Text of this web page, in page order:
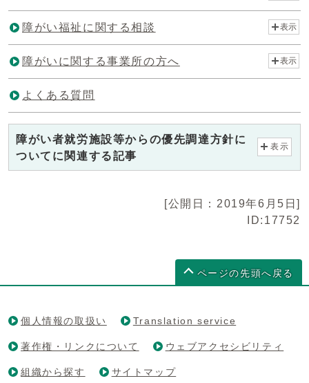
障がい福祉に関する相談 表示
障がいに関する事業所の方へ 表示
よくある質問
障がい者就労施設等からの優先調達方針に
ついてに関連する記事
表示
[公開日：2019年6月5日]
ID:17752
ページの先頭へ戻る
個人情報の取扱い Translation service
著作権・リンクについて ウェブアクセシビリティ
組織から探す サイトマップ